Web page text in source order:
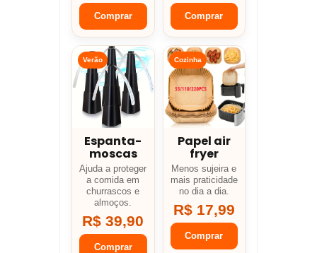
Comprar Comprar
Verão
Espanta-
moscas
Ajuda a proteger
a comida em
churrascos e
almoços.
R$ 39,90
Comprar
Cozinha
Papel air
fryer
Menos sujeira e
mais praticidade
no dia a dia.
R$ 17,99
Comprar